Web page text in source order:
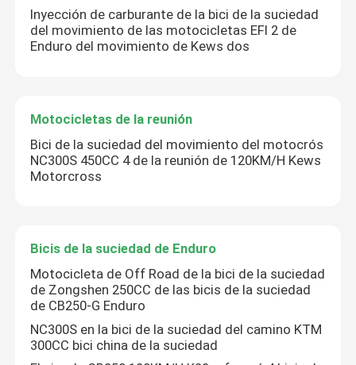
Inyección de carburante de la bici de la suciedad
del movimiento de las motocicletas EFI 2 de
Enduro del movimiento de Kews dos
Motocicletas de la reunión
Bici de la suciedad del movimiento del motocrós
NC300S 450CC 4 de la reunión de 120KM/H Kews
Motorcross
Bicis de la suciedad de Enduro
Motocicleta de Off Road de la bici de la suciedad
de Zongshen 250CC de las bicis de la suciedad
de CB250-G Enduro
NC300S en la bici de la suciedad del camino KTM
300CC bici china de la suciedad